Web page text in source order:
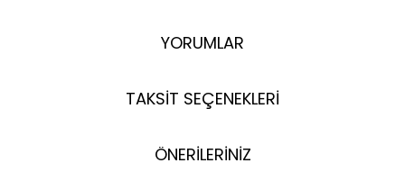
YORUMLAR
TAKSİT SEÇENEKLERİ
ÖNERİLERİNİZ